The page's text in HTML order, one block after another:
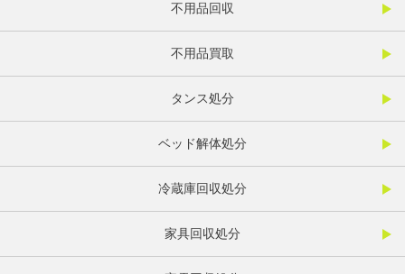
不用品回収
不用品買取
タンス処分
ベッド解体処分
冷蔵庫回収処分
家具回収処分